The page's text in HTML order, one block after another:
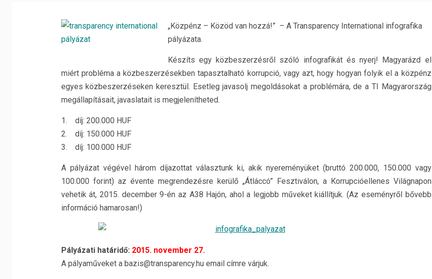
„Közpénz – Közöd van hozzá!” – A Transparency International infografika
pályázata.
Készíts egy közbeszerzésről szóló infografikát és nyerj! Magyarázd el
miért probléma a közbeszerzésekben tapasztalható korrupció, vagy azt, hogy hogyan folyik el a közpénz
egyes közbeszerzéseken keresztül. Esetleg javasolj megoldásokat a problémára, de a TI Magyarország
megállapításait, javaslatait is megjelenítheted.
1. díj: 200.000 HUF
2. díj: 150.000 HUF
3. díj: 100.000 HUF
A pályázat végével három díjazottat választunk ki, akik nyereményüket (bruttó 200.000, 150.000 vagy
100.000 forint) az évente megrendezésre kerülő „Átláccó” Fesztiválon, a Korrupcióellenes Világnapon
vehetik át, 2015. december 9-én az A38 Hajón, ahol a legjobb műveket kiállítjuk. (Az eseményről bővebb
információ hamarosan!)
Pályázati határidő: 2015. november 27.
A pályaműveket a bazis@transparency.hu email címre várjuk.